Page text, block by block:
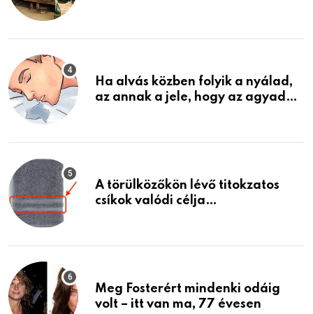
életemet
Ha alvás közben folyik a nyálad,
az annak a jele, hogy az agyad…
A törülközőkön lévő titokzatos
csíkok valódi célja…
Meg Fosterért mindenki odáig
volt – itt van ma, 77 évesen